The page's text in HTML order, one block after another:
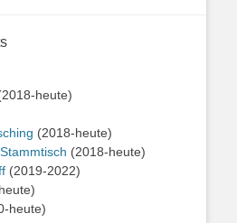
heute)
(2018-heute)
(2018-heute)
(2019-2022)
heute)